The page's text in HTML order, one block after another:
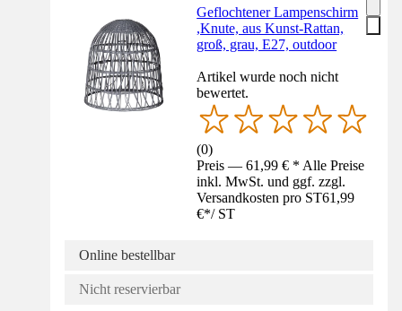
Geflochtener Lampenschirm
,Knute, aus Kunst-Rattan,
groß, grau, E27, outdoor
Artikel wurde noch nicht
bewertet.
(0)
Preis — 61,99 € * Alle Preise
inkl. MwSt. und ggf. zzgl.
Versandkosten pro ST61,99
€*/ ST
Online bestellbar
Nicht reservierbar